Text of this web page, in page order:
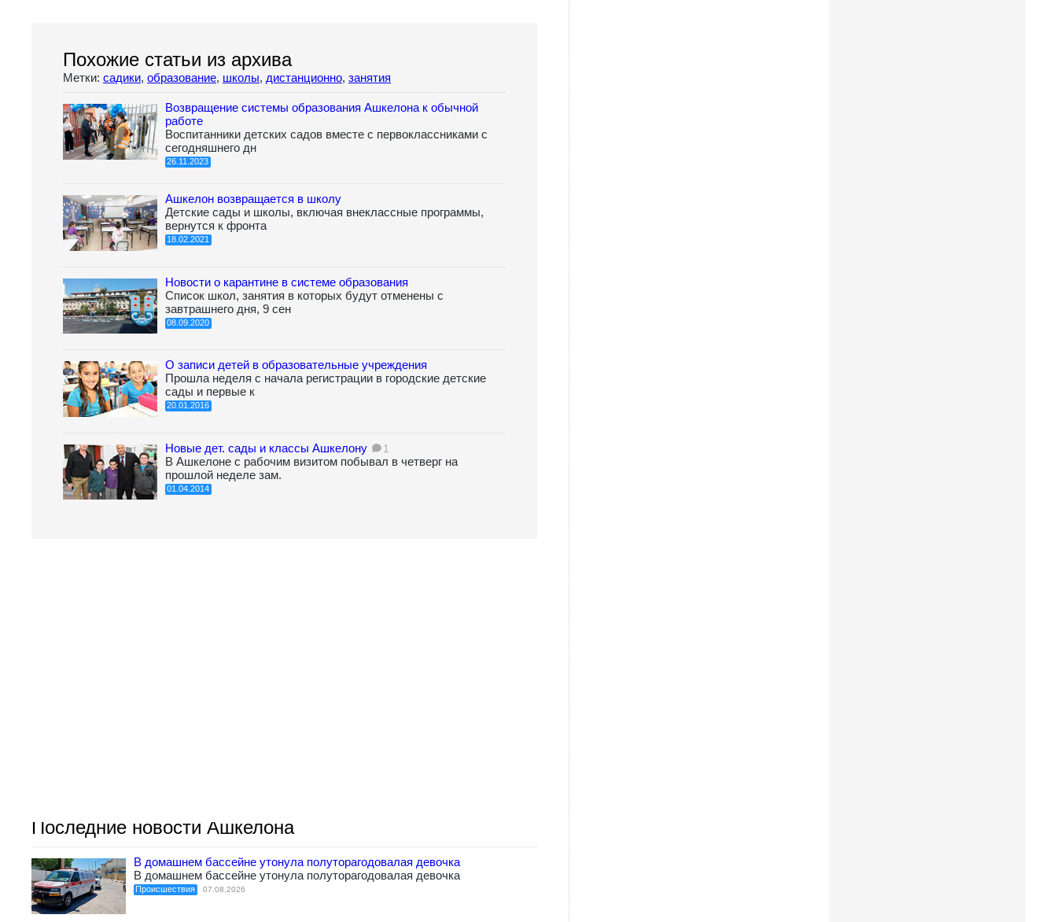
Похожие статьи из архива
Метки: садики, образование, школы, дистанционно, занятия
Возвращение системы образования Ашкелона к обычной
работе
Воспитанники детских садов вместе с первоклассниками с
сегодняшнего дн
26.11.2023
Ашкелон возвращается в школу
Детские сады и школы, включая внеклассные программы,
вернутся к фронта
18.02.2021
Новости о карантине в системе образования
Список школ, занятия в которых будут отменены с
завтрашнего дня, 9 сен
08.09.2020
О записи детей в образовательные учреждения
Прошла неделя с начала регистрации в городские детские
сады и первые к
20.01.2016
Новые дет. сады и классы Ашкелону 1
В Ашкелоне с рабочим визитом побывал в четверг на
прошлой неделе зам.
01.04.2014
Последние новости Ашкелона
В домашнем бассейне утонула полуторагодовалая девочка
В домашнем бассейне утонула полуторагодовалая девочка
Происшествия 07.08.2026